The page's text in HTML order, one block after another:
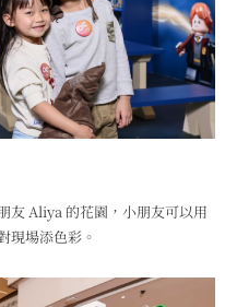
友 Aliya 的花園，小朋友可以用
現場添色彩。